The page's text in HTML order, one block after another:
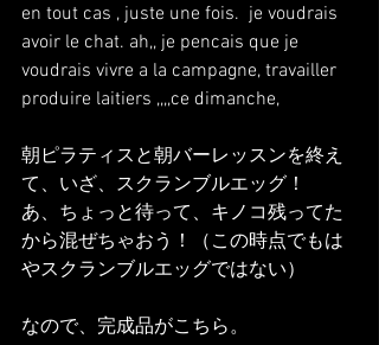
en tout cas , juste une fois.  je voudrais
avoir le chat. ah,, je pencais que je
voudrais vivre a la campagne, travailler
produire laitiers ,,,,ce dimanche,
朝ピラティスと朝バーレッスンを終え
て、いざ、スクランブルエッグ！
あ、ちょっと待って、キノコ残ってた
から混ぜちゃおう！（この時点でもは
やスクランブルエッグではない）
なので、完成品がこちら。